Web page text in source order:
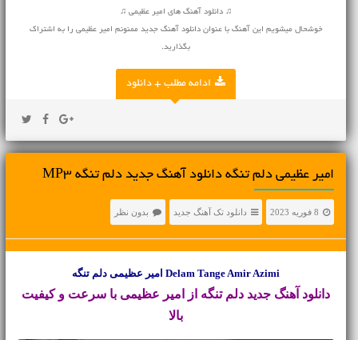
♫ دانلود آهنگ های امیر عظیمی ♫
خوشحال میشویم این آهنگ با عنوان دانلود آهنگ جدید ممنونم امیر عظیمی را به اشتراک
بگذارید.
ادامه مطلب + دانلود
امیر عظیمی دلم تنگه دانلود آهنگ جدید دلم تنگه MP3
8 فوریه 2023 دانلود تک آهنگ جدید بدون نظر
Delam Tange Amir Azimi امیر عظیمی دلم تنگه
دانلود آهنگ جدید دلم تنگه از امیر عظیمی با سرعت و کیفیت
بالا